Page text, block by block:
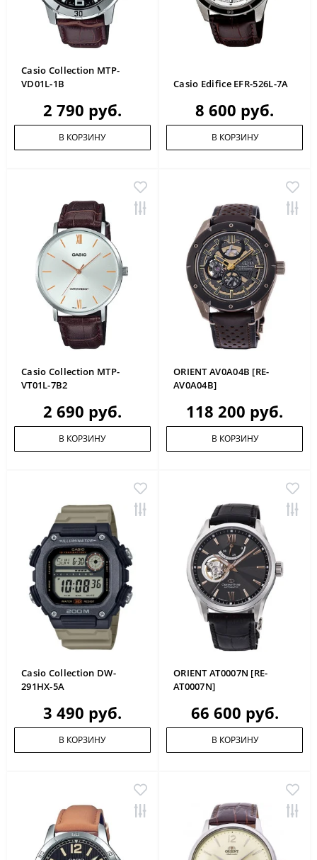
Casio Collection MTP-
VD01L-1B
2 790 руб.
В КОРЗИНУ
Casio Edifice EFR-526L-7A
8 600 руб.
В КОРЗИНУ
Casio Collection MTP-
VT01L-7B2
2 690 руб.
В КОРЗИНУ
ORIENT AV0A04B [RE-
AV0A04B]
118 200 руб.
В КОРЗИНУ
Casio Collection DW-
291HX-5A
3 490 руб.
В КОРЗИНУ
ORIENT AT0007N [RE-
AT0007N]
66 600 руб.
В КОРЗИНУ